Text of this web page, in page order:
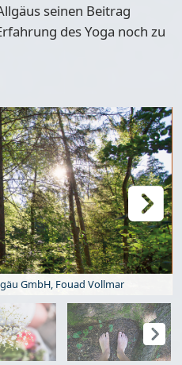
seinen Beitrag
des Yoga noch zu
GmbH, Fouad Vollmar